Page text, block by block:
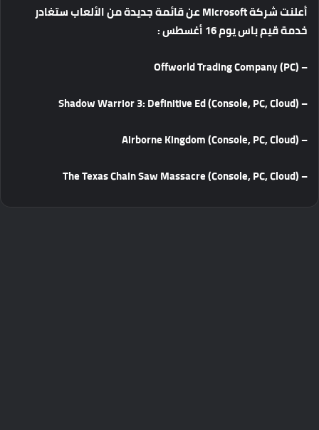
أعلنتشركة عنقائمةجديدةمنالألعابستغادر
خدمةقيمباسيوم أغسطس:
– Offworld Trading Company (PC)
– Shadow Warrior 3: Definitive Ed (Console, PC, Cloud)
– Airborne Kingdom (Console, PC, Cloud)
– The Texas Chain Saw Massacre (Console, PC, Cloud)